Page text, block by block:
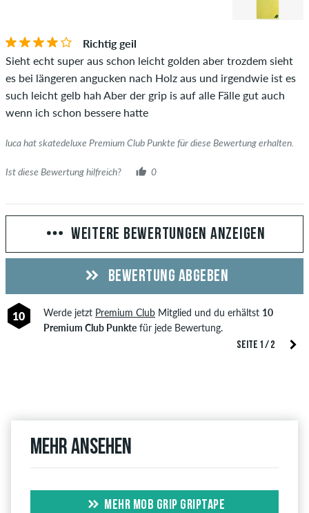
Richtig geil
Sieht echt super aus schon leicht golden aber trozdem sieht
es bei längeren angucken nach Holz aus und irgendwie ist es
such leicht gelb hah Aber der grip is auf alle Fälle gut auch
wenn ich schon bessere hatte
luca hat skatedeluxe Premium Club Punkte für diese Bewertung erhalten.
Ist diese Bewertung hilfreich? 0
SEITE 1 / 2
WEITERE BEWERTUNGEN ANZEIGEN
BEWERTUNG ABGEBEN
10 Werde jetzt Premium ClubMitglied und du erhältst 10
Premium Club Punktefür jede Bewertung.
Mehr ansehen
MEHR MOB GRIP GRIPTAPE